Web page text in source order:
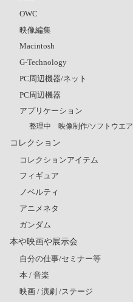
OWC
映像編集
Macintosh
G-Technology
PC周辺機器/ネット
PC周辺機器
アプリケーション
整理中 映像制作/ソフトウエア
コレクション
コレクションアイテム
フィギュア
ノベルティ
アニメネタ
ガンダム
本や映画や展示会
自分の仕事/セミナー等
本 / 音楽
映画 / 演劇 /ステージ